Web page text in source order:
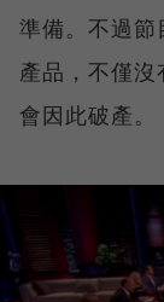
準備。不過
產品，不僅
會因此破產。